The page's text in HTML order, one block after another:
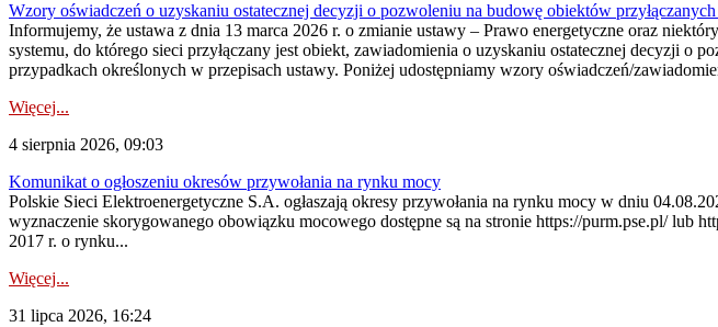
Wzory oświadczeń o uzyskaniu ostatecznej decyzji o pozwoleniu na budowę obiektów
Informujemy, że ustawa z dnia 13 marca 2026 r. o zmianie ustawy – Prawo energetyczne oraz
systemu, do którego sieci przyłączany jest obiekt, zawiadomienia o uzyskaniu ostatecznej decyzji
przypadkach określonych w przepisach ustawy. Poniżej udostępniamy wzory oświadczeń/
Więcej...
4 sierpnia 2026, 09:03
Komunikat o ogłoszeniu okresów przywołania na rynku mocy
Polskie Sieci Elektroenergetyczne S.A. ogłaszają okresy przywołania na rynku mocy w dniu
wyznaczenie skorygowanego obowiązku mocowego dostępne są na stronie https://purm.pse.pl/ lub
2017 r. o rynku...
Więcej...
31 lipca 2026, 16:24